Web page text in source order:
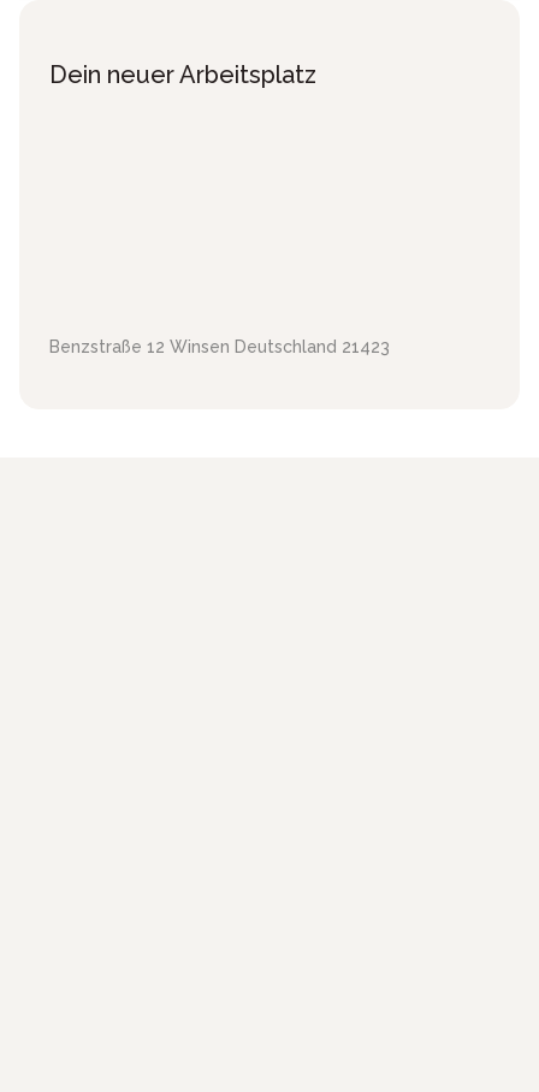
Dein neuer Arbeitsplatz
Benzstraße 12 Winsen Deutschland 21423